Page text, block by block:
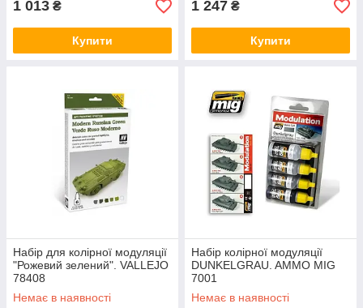
1 013 ₴
Купити
1 247 ₴
Купити
Набір для колірної модуляції
"Рожевий зелений". VALLEJO
78408
Немає в наявності
Набір колірної модуляції
DUNKELGRAU. AMMO MIG
7001
Немає в наявності